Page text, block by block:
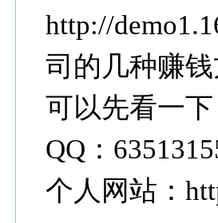
http://
司的几种赚
可以先看一下
QQ：
个人网站：